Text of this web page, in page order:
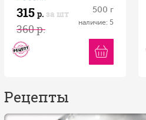
315 р. за шт
360 р.
500 г
наличие: 5
Рецепты